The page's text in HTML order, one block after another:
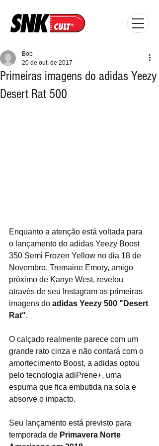
Primeiras imagens do adidas Yeezy
Desert Rat 500
Bob
20 de out. de 2017
Enquanto a atenção está voltada para
o lançamento do adidas Yeezy Boost
350 Semi Frozen Yellow no dia 18 de
Novembro, Tremaine Emory, amigo
próximo de Kanye West, revelou
através de seu Instagram as primeiras
imagens do adidas Yeezy 500 "Desert
Rat".
O calçado realmente parece com um
grande rato cinza e não contará com o
amortecimento Boost, a adidas optou
pelo tecnologia adiPrene+, uma
espuma que fica embutida na sola e
absorve o impacto.
Seu lançamento está previsto para
temporada de Primavera Norte